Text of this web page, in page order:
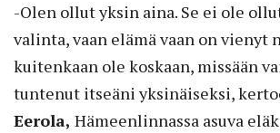
-Olen ollut yksin aina. Se ei ole
valinta, vaan elämä vaan on vienyt
kuitenkaan ole koskaan, missään
tuntenut itseäni yksinäiseksi,
Eerola, Hämeenlinnassa asuva